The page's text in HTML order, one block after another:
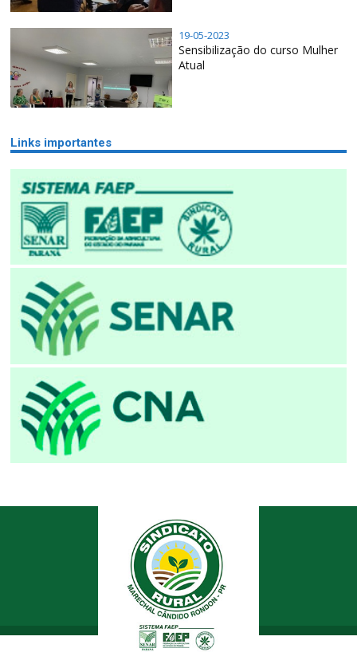
19-05-2023
Sensibilização do curso Mulher
Atual
Links importantes